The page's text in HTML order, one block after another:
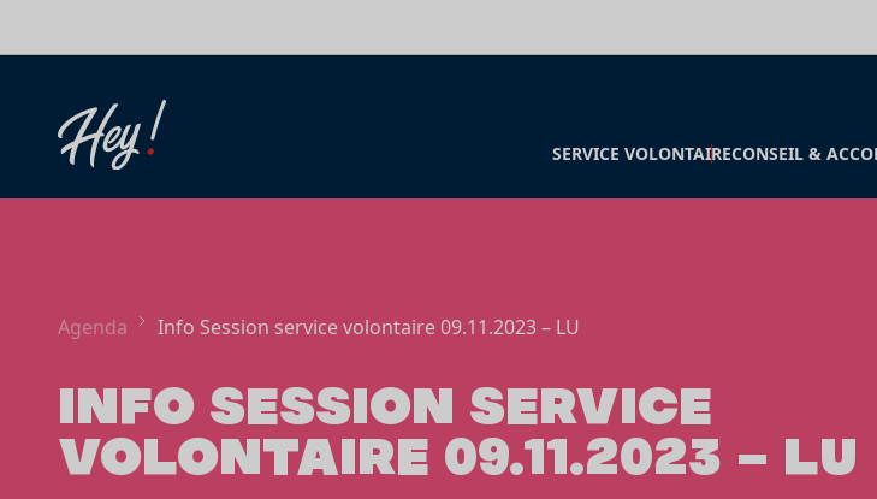
SERVICE VOLONTAIRECONSEIL &
Agenda Info Session service volontaire 09.11.2023 – LU
INFO SESSION SERVICE
VOLONTAIRE 09.11.2023 – LU